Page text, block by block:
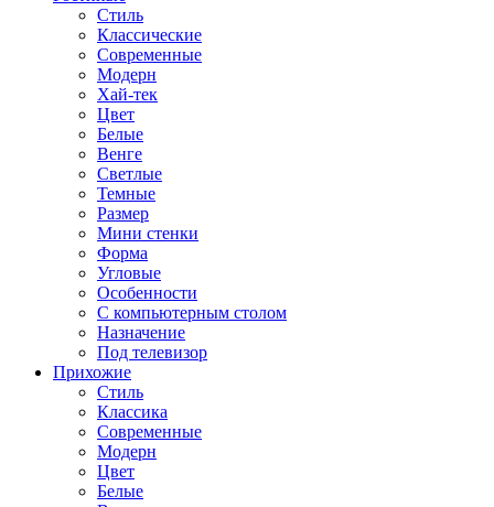
Стиль
Классические
Современные
Модерн
Хай-тек
Цвет
Белые
Венге
Светлые
Темные
Размер
Мини стенки
Форма
Угловые
Особенности
С компьютерным столом
Назначение
Под телевизор
Прихожие
Стиль
Классика
Современные
Модерн
Цвет
Белые